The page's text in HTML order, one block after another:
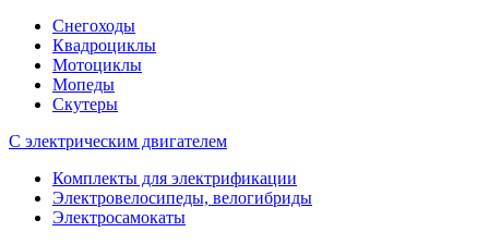
Снегоходы
Квадроциклы
Мотоциклы
Мопеды
Скутеры
С электрическим двигателем
Комплекты для электрификации
Электровелосипеды, велогибриды
Электросамокаты